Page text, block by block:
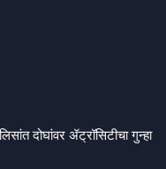
दोघांवर ॲट्रॉसिटीचा गुन्हा